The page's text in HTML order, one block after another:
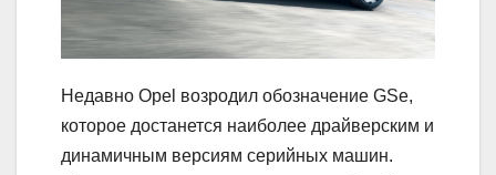
Недавно Opel возродил обозначение GSe,
которое достанется наиболее драйверским и
динамичным версиям серийных машин.